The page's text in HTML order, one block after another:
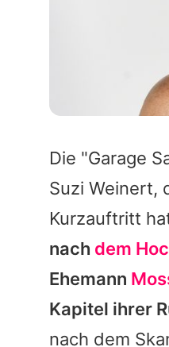
Die "Garage
Suzi Weinert,
Kurzauftritt
nach dem
Ehemann
Kapitel ihrer
nach dem